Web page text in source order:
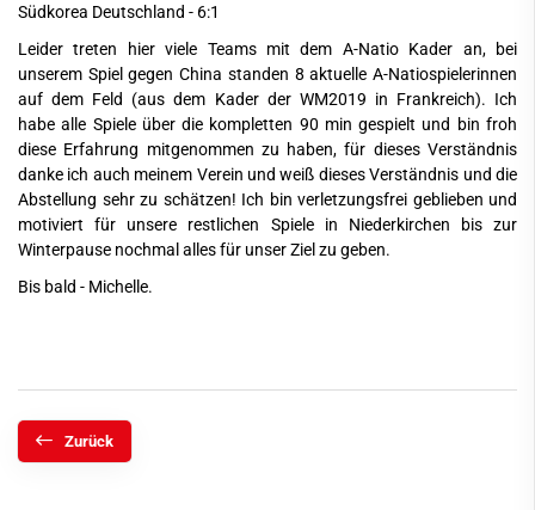
Südkorea Deutschland - 6:1
Leider treten hier viele Teams mit dem A-Natio Kader an, bei
unserem Spiel gegen China standen 8 aktuelle A-Natiospielerinnen
auf dem Feld (aus dem Kader der WM2019 in Frankreich). Ich
habe alle Spiele über die kompletten 90 min gespielt und bin froh
diese Erfahrung mitgenommen zu haben, für dieses Verständnis
danke ich auch meinem Verein und weiß dieses Verständnis und die
Abstellung sehr zu schätzen! Ich bin verletzungsfrei geblieben und
motiviert für unsere restlichen Spiele in Niederkirchen bis zur
Winterpause nochmal alles für unser Ziel zu geben.
Bis bald - Michelle.
Zurück